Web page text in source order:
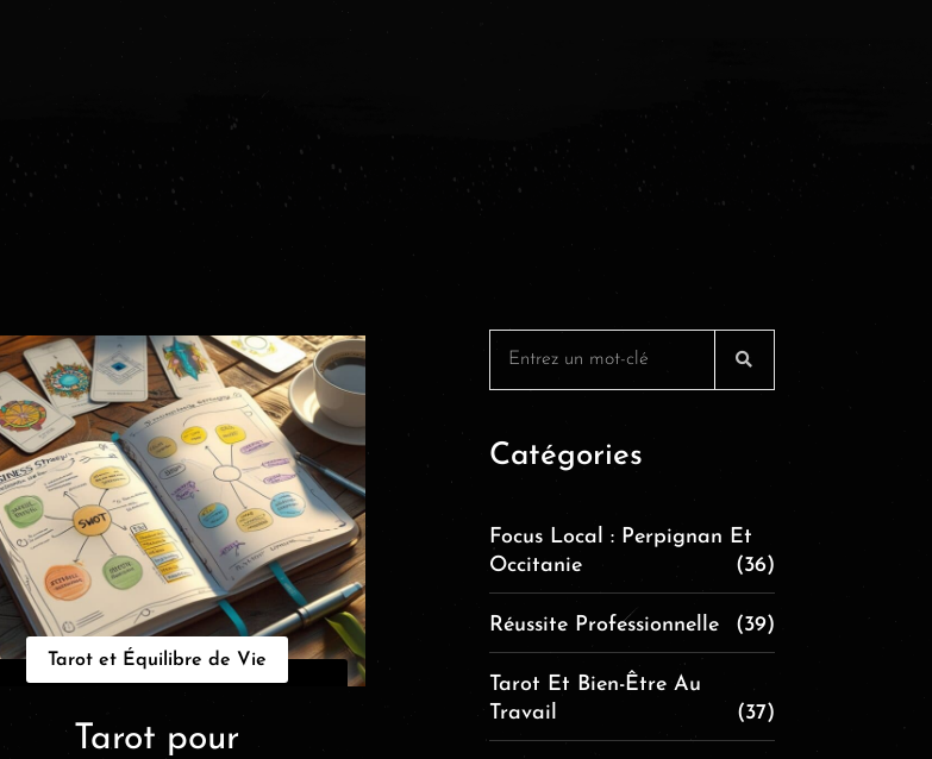
Tarot et Équilibre de Vie
Tarot pour
Catégories
Focus Local : Perpignan Et
Occitanie
(36)
Réussite Professionnelle (39)
Tarot Et Bien-Être Au
Travail
(37)